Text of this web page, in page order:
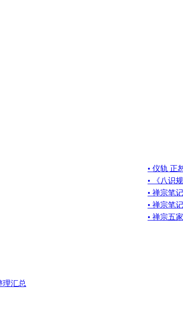
• 仪轨 正
• 《八识
• 禅宗笔
• 禅宗笔
• 禅宗五
理汇总